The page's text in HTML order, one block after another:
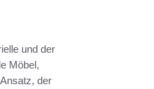
und der
Möbel,
der